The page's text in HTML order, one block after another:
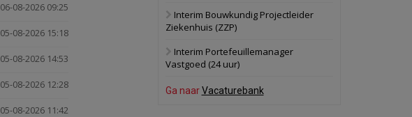
06-08-2026 09:25
05-08-2026 15:18
05-08-2026 14:53
05-08-2026 12:28
05-08-2026 11:42
17 september 2026
17 september 2026
Voormalig
Interim Bouwkundig Projectleider
Ziekenhuis (ZZP)
Interim Portefeuillemanager
Vastgoed (24 uur)
Ga naarVacaturebank